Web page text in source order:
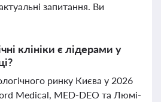
запитання. Ви
клініки є лідерами у
ринку Києва у 2026
Medical, MED-DEO та Люмі-